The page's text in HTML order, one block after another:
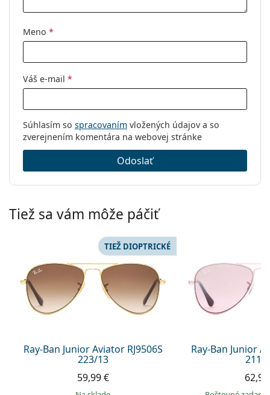
Meno *
Váš e-mail *
Súhlasím so spracovaním vložených údajov a so
zverejnením komentára na webovej stránke
Odoslať
Tiež sa vám môže páčiť
Ray-Ban Junior Aviator RJ9506S
223/13
TIEŽ DIOPTRICKÉ
59,99 €
Ray-Ban Junior
211/